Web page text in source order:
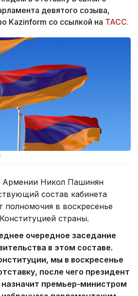
девятого созыва,
Kazinform со ссылкой на ТАСС.
Армении Никол Пашинян
состав кабинета
полномочия в воскресенье
страны.
очередное заседание
в этом составе.
мы в воскресенье
после чего президент
назначит премьер-министром